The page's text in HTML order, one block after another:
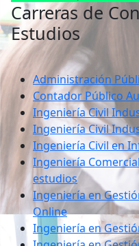
Carreras de
Estudios
Administración
Contador Público
Ingeniería Civil
Ingeniería Civil
Ingeniería Civil en
Ingeniería
estudios
Ingeniería en
Online
Ingeniería en